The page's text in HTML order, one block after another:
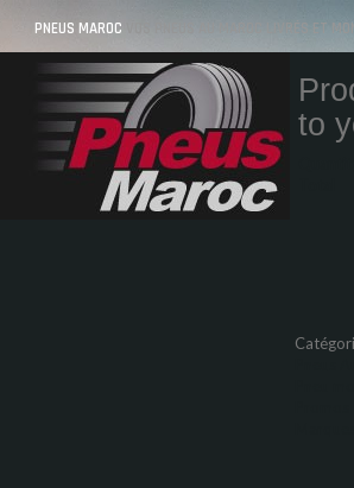
PNEUS MAROC VOS PNEUS AU MAROC LIVRÉS ET
to